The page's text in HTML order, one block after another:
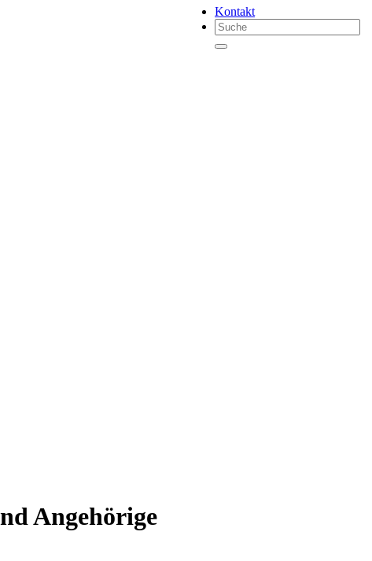
Kontakt
Angehörige